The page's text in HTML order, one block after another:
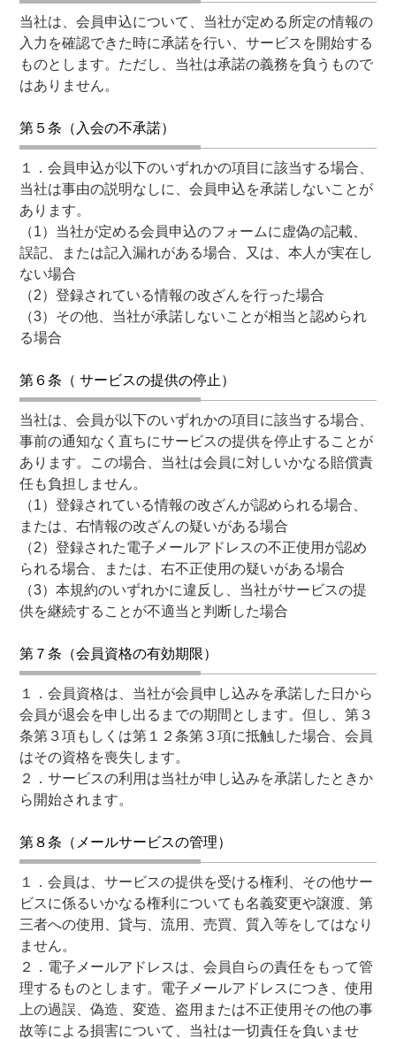
当社は、会員申込について、当社が定める所定の情報の
入力を確認できた時に承諾を行い、サービスを開始する
ものとします。ただし、当社は承諾の義務を負うもので
はありません。
第５条（入会の不承諾）
１．会員申込が以下のいずれかの項目に該当する場合、
当社は事由の説明なしに、会員申込を承諾しないことが
あります。
（1）当社が定める会員申込のフォームに虚偽の記載、
誤記、または記入漏れがある場合、又は、本人が実在し
ない場合
（2）登録されている情報の改ざんを行った場合
（3）その他、当社が承諾しないことが相当と認められ
る場合
第６条（ サービスの提供の停止）
当社は、会員が以下のいずれかの項目に該当する場合、
事前の通知なく直ちにサービスの提供を停止することが
あります。この場合、当社は会員に対しいかなる賠償責
任も負担しません。
（1）登録されている情報の改ざんが認められる場合、
または、右情報の改ざんの疑いがある場合
（2）登録された電子メールアドレスの不正使用が認め
られる場合、または、右不正使用の疑いがある場合
（3）本規約のいずれかに違反し、当社がサービスの提
供を継続することが不適当と判断した場合
第７条（会員資格の有効期限）
１．会員資格は、当社が会員申し込みを承諾した日から
会員が退会を申し出るまでの期間とします。但し、第３
条第３項もしくは第１２条第３項に抵触した場合、会員
はその資格を喪失します。
２．サービスの利用は当社が申し込みを承諾したときか
ら開始されます。
第８条（メールサービスの管理）
１．会員は、サービスの提供を受ける権利、その他サー
ビスに係るいかなる権利についても名義変更や譲渡、第
三者への使用、貸与、流用、売買、質入等をしてはなり
ません。
２．電子メールアドレスは、会員自らの責任をもって管
理するものとします。電子メールアドレスにつき、使用
上の過誤、偽造、変造、盗用または不正使用その他の事
故等による損害について、当社は一切責任を負いませ